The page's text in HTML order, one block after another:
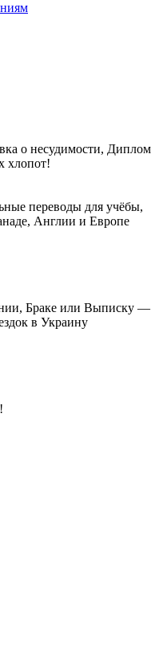
о несудимости, Диплом
хлопот!
переводы для учёбы,
Англии и Европе
Браке или Выписку —
в Украину